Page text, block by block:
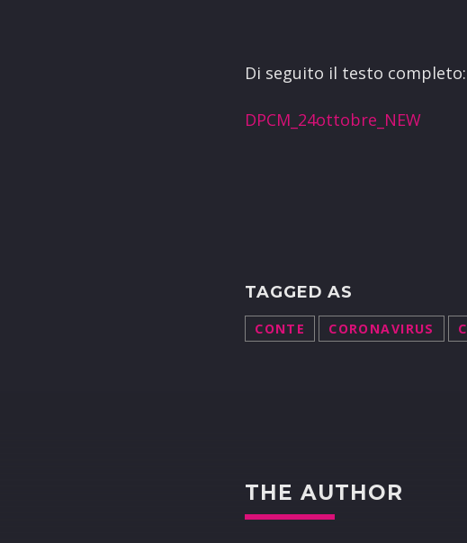
Di seguito il testo completo:
DPCM_24ottobre_NEW
TAGGED AS
CONTE CORONAVIRUS
THE AUTHOR